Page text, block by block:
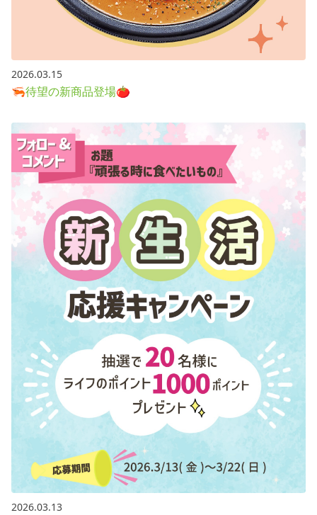
2026.03.15
🦐待望の新商品登場🍅
2026.03.13